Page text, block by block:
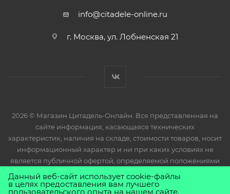
info@citadele-online.ru
г. Москва, ул. Лобненская 21
2026 © Магазин Цитадель-Онлайн. Вся представленная на
сайте информация, касающаяся технических
характеристик, наличия на складе, стоимости товаров, носит
информационный характер и ни при каких условиях не
является публичной офертой, определяемой положениями
Статьи 437(2) Гражданского кодекса РФ.
Данный веб-сайт использует cookie-файлы
в целях предоставления вам лучшего
пользовательского опыта на нашем сайте.